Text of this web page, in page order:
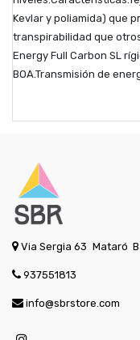
Kevlar y poliamida) que
transpirabilidad que
Energy Full Carbon SL
BOA.Transmisión de
Via Sergia 63 Mataró
937551813
info@sbrstore.com